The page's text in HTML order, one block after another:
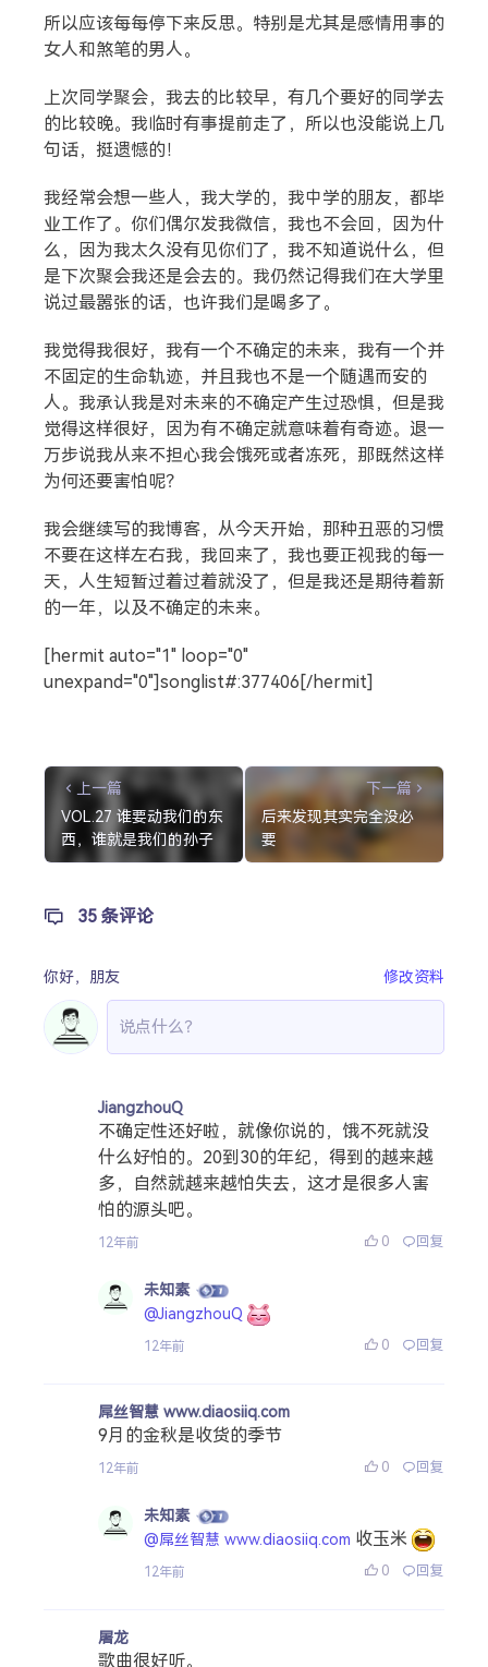
所以应该每每停下来反思。特别是尤其是感情用事的
女人和煞笔的男人。
上次同学聚会，我去的比较早，有几个要好的同学去
的比较晚。我临时有事提前走了，所以也没能说上几
句话，挺遗憾的！
我经常会想一些人，我大学的，我中学的朋友，都毕
业工作了。你们偶尔发我微信，我也不会回，因为什
么，因为我太久没有见你们了，我不知道说什么，但
是下次聚会我还是会去的。我仍然记得我们在大学里
说过最嚣张的话，也许我们是喝多了。
我觉得我很好，我有一个不确定的未来，我有一个并
不固定的生命轨迹，并且我也不是一个随遇而安的
人。我承认我是对未来的不确定产生过恐惧，但是我
觉得这样很好，因为有不确定就意味着有奇迹。退一
万步说我从来不担心我会饿死或者冻死，那既然这样
为何还要害怕呢？
我会继续写的我博客，从今天开始，那种丑恶的习惯
不要在这样左右我，我回来了，我也要正视我的每一
天，人生短暂过着过着就没了，但是我还是期待着新
的一年，以及不确定的未来。
[hermit auto="1" loop="0"
unexpand="0"]songlist#:377406[/hermit]
上一篇
VOL.27 谁要动我们的东
西，谁就是我们的孙子
下一篇
后来发现其实完全没必
要
35 条评论
你好， 朋友 修改资料
JiangzhouQ
不确定性还好啦，就像你说的，饿不死就没
什么好怕的。20到30的年纪，得到的越来越
多，自然就越来越怕失去，这才是很多人害
怕的源头吧。
12年前 0 回复
未知素
@JiangzhouQ
12年前 0 回复
屌丝智慧 www.diaosiiq.com
9月的金秋是收货的季节
12年前 0 回复
未知素
@屌丝智慧 www.diaosiiq.com 收玉米
12年前 0 回复
屠龙
歌曲很好听。